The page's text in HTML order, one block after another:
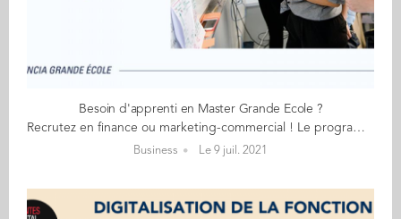
Besoin d'apprenti en Master Grande Ecole ?
Recrutez en finance ou marketing-commercial ! Le programme Grande Ecole d’Audencia est une formation d’excellence en management, validée par le Grade Master en management et triplement accrédité. Afin de professionnaliser leur parcours, les étudiants sont la recherche d'entreprises les accueillant en apprentissage pour leur cycle master en finance ou en marketing / commercial dès la rentrée 2021. Vous souhaitez renforcer vos équipes et recruter un apprenti ? Contactez-nous. Nous vous proposerons des candidats correspondant à votre besoin. Les atouts du programme Finance Un contenu visant à réaliser des missions relatives aux fonctions de responsable middle office, responsable back office, gestionnaire, d’actifs, banquier conseil en investissement, gestionnaire de trésorerie, analyste risque crédit, consultant M&A. Des expertises développées telles que la gestion d’un portefeuille de titres, le pilotage d'une trésorerie, l'analyse de données, la négociation. Découvrez la formation et son calendrier Les atouts du programme Marketing - Commercial Une formation permettant aux étudiants d'accéder aux fonctions de responsable marketing opérationnel, responsable marketing relationnel et CRM, chargé d’affaires, business developer, category manager, brand manager, chef de produit, responsable réseau, digital project manager entre autres. Un programme où les expertises marketing et commerciales sont acquises aux côté de principes de responsabilité, d'innovation et de coopération. Découvrez la formation et son calendrier >> Contactez-nous pour nous transmettre vos offres <<
Business Le 9 juil. 2021